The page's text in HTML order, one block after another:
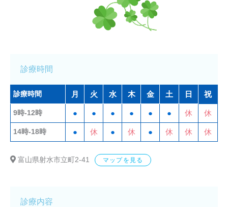
診療時間
診療時間 月 火 水 木 金 土 日 祝
9時-12時 ● ● ● ● ● ● 休 休
14時-18時 ● 休 ● 休 ● 休 休 休
富山県射水市立町2-41 マップを見る
診療内容